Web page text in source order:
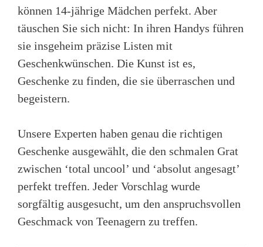
können 14-jährige Mädchen perfekt. Aber
täuschen Sie sich nicht: In ihren Handys führen
sie insgeheim präzise Listen mit
Geschenkwünschen. Die Kunst ist es,
Geschenke zu finden, die sie überraschen und
begeistern.
Unsere Experten haben genau die richtigen
Geschenke ausgewählt, die den schmalen Grat
zwischen ‘total uncool’ und ‘absolut angesagt’
perfekt treffen. Jeder Vorschlag wurde
sorgfältig ausgesucht, um den anspruchsvollen
Geschmack von Teenagern zu treffen.